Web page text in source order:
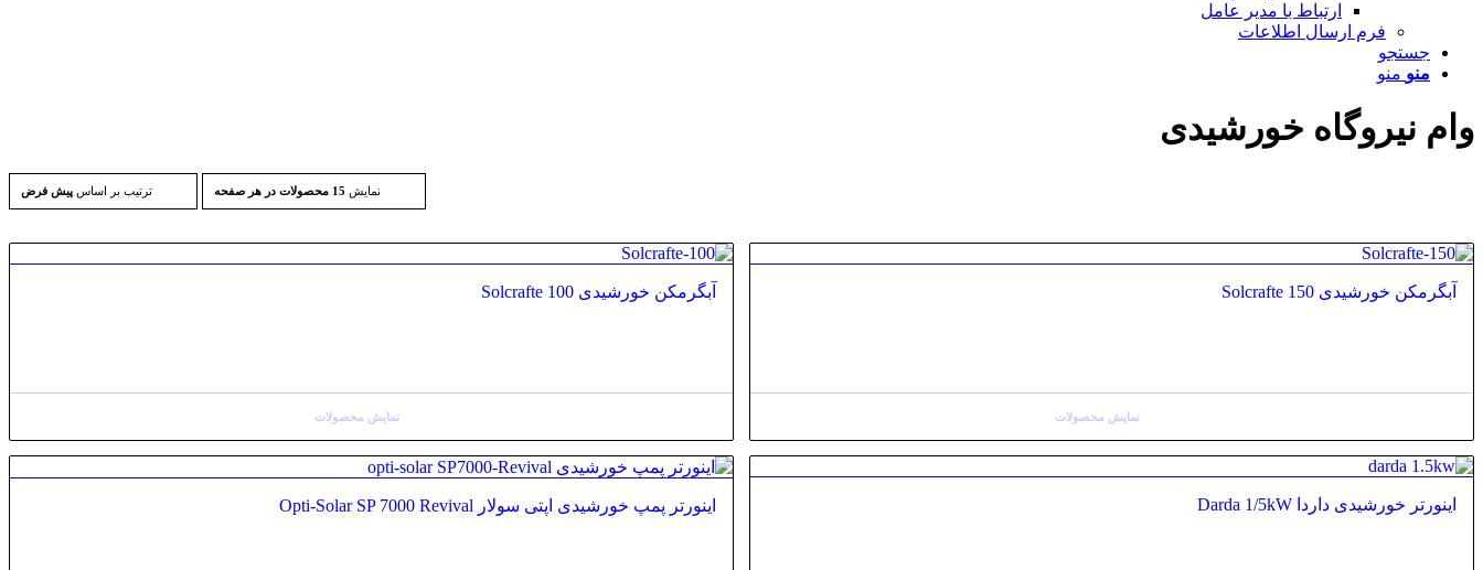
ارتباط با مدیر عامل
فرم ارسال اطلاعات
جستجو
منو منو
وام نیروگاه خورشیدی
ترتیب بر اساس پیش فرض نمایش 15 محصولات در هر صفحه
آبگرمکن خورشیدی Solcrafte 100
نمایش محصولات
آبگرمکن خورشیدی Solcrafte 150
نمایش محصولات
اینورتر پمپ خورشیدی اپتی سولار Opti-Solar SP 7000 Revival اینورتر خورشیدی داردا Darda 1/5kW